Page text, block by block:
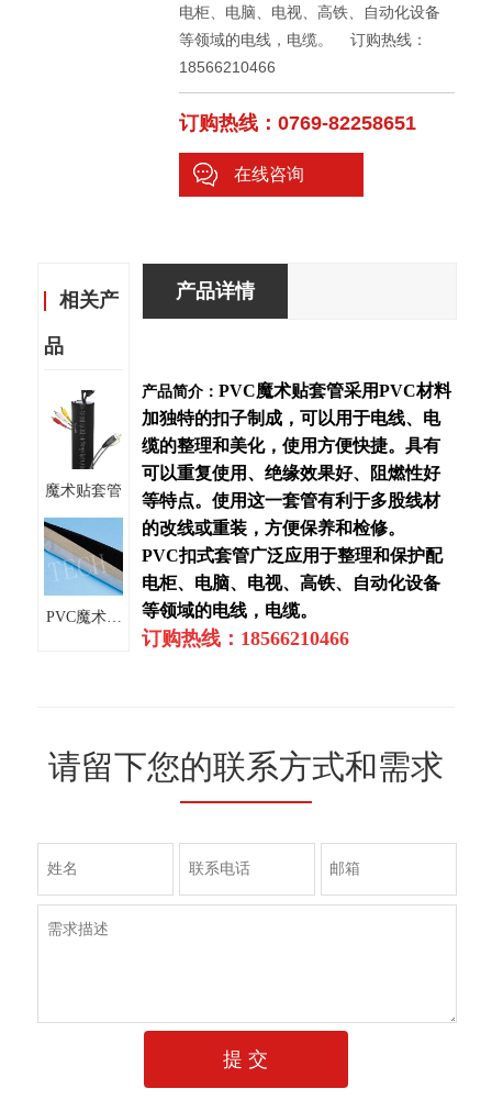
电柜、电脑、电视、高铁、自动化设备
等领域的电线，电缆。    订购热线：
18566210466
订购热线：0769-82258651
在线咨询
相关产
品
魔术贴套管
PVC魔术贴
产品详情
产品简介：PVC魔术贴套管采用PVC材料
加独特的扣子制成，可以用于电线、电
缆的整理和美化，使用方便快捷。具有
可以重复使用、绝缘效果好、阻燃性好
等特点。使用这一套管有利于多股线材
的改线或重装，方便保养和检修。
PVC扣式套管广泛应用于整理和保护配
电柜、电脑、电视、高铁、自动化设备
等领域的电线，电缆。
订购热线：18566210466
请留下您的联系方式和需求
提 交